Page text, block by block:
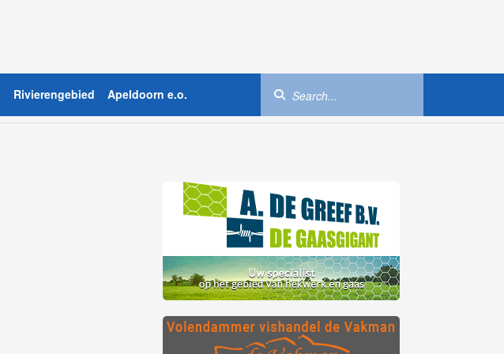
Rivierengebied Apeldoorn e.o.